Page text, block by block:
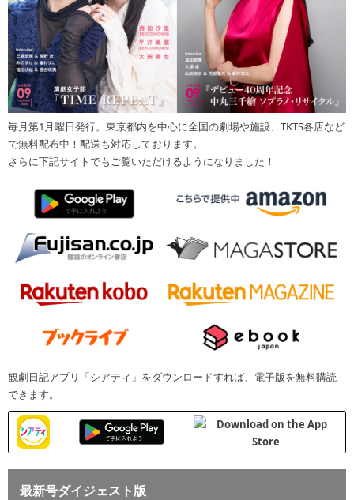
毎月第1月曜日発行。東京都内を中心に全国の劇場や施設、TKTS各店など
で無料配布中！配送も対応しております。
さらに下記サイトでもご覧いただけるようになりました！
観劇日記アプリ「シアティ」をダウンロードすれば、電子版を無料購読
できます。
最新号ダイジェスト版